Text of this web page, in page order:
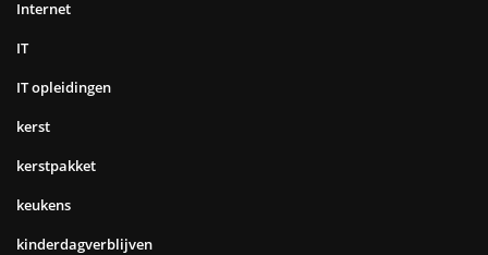
Internet
IT
IT opleidingen
kerst
kerstpakket
keukens
kinderdagverblijven